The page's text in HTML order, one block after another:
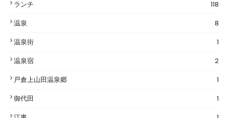
ランチ
118
温泉
8
温泉街
1
温泉宿
2
戸倉上山田温泉郷
1
御代田
1